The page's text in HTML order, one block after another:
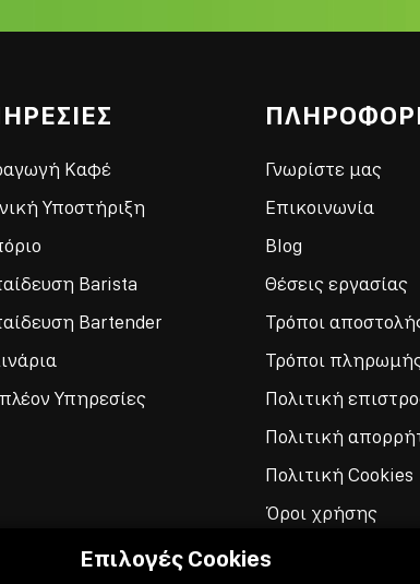
Καφέ
Υποστήριξη
Barista
Bartender
Υπηρεσίες
Γνωρίστε μας
Επικοινωνία
Blog
Θέσεις εργασίας
Τρόποι
Τρόποι
Πολιτική
Πολιτική
Πολιτική Cookies
Όροι χρήσης
Επιλογές Cookies